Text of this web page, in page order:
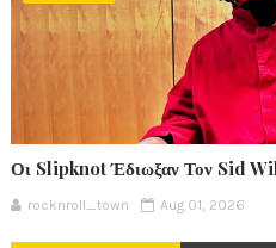
Οι Slipknot Έδιωξαν Τον Sid
rocknroll_town Aug 01, 2026